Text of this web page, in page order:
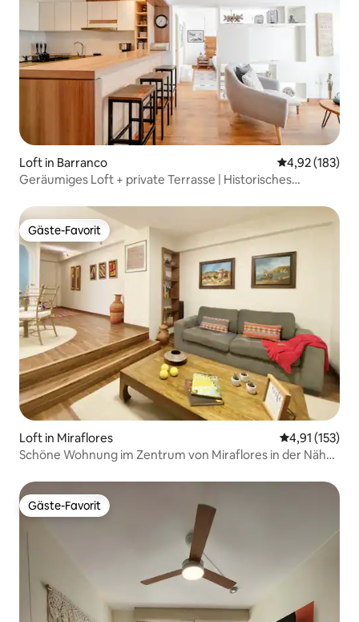
Loft in Barranco
4,92 (183)
Geräumiges Loft + private Terrasse | Historisches
Gäste-Favorit
Gäste-Favorit
Loft in Miraflores
4,91 (153)
Schöne Wohnung im Zentrum von Miraflores in der Nähe
Gäste-Favorit
Gäste-Favorit